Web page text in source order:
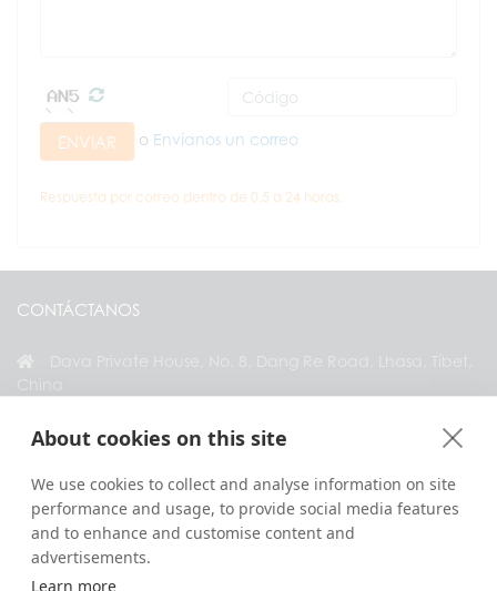
About cookies on this site
We use cookies to collect and analyse information on site
performance and usage, to provide social media features
and to enhance and customise content and
advertisements.
Learn more
ENVIAR o Envíanos un correo
Respuesta por correo dentro de 0.5 a 24 horas.
CONTÁCTANOS
CONÉCTATE CON NOSOTROS